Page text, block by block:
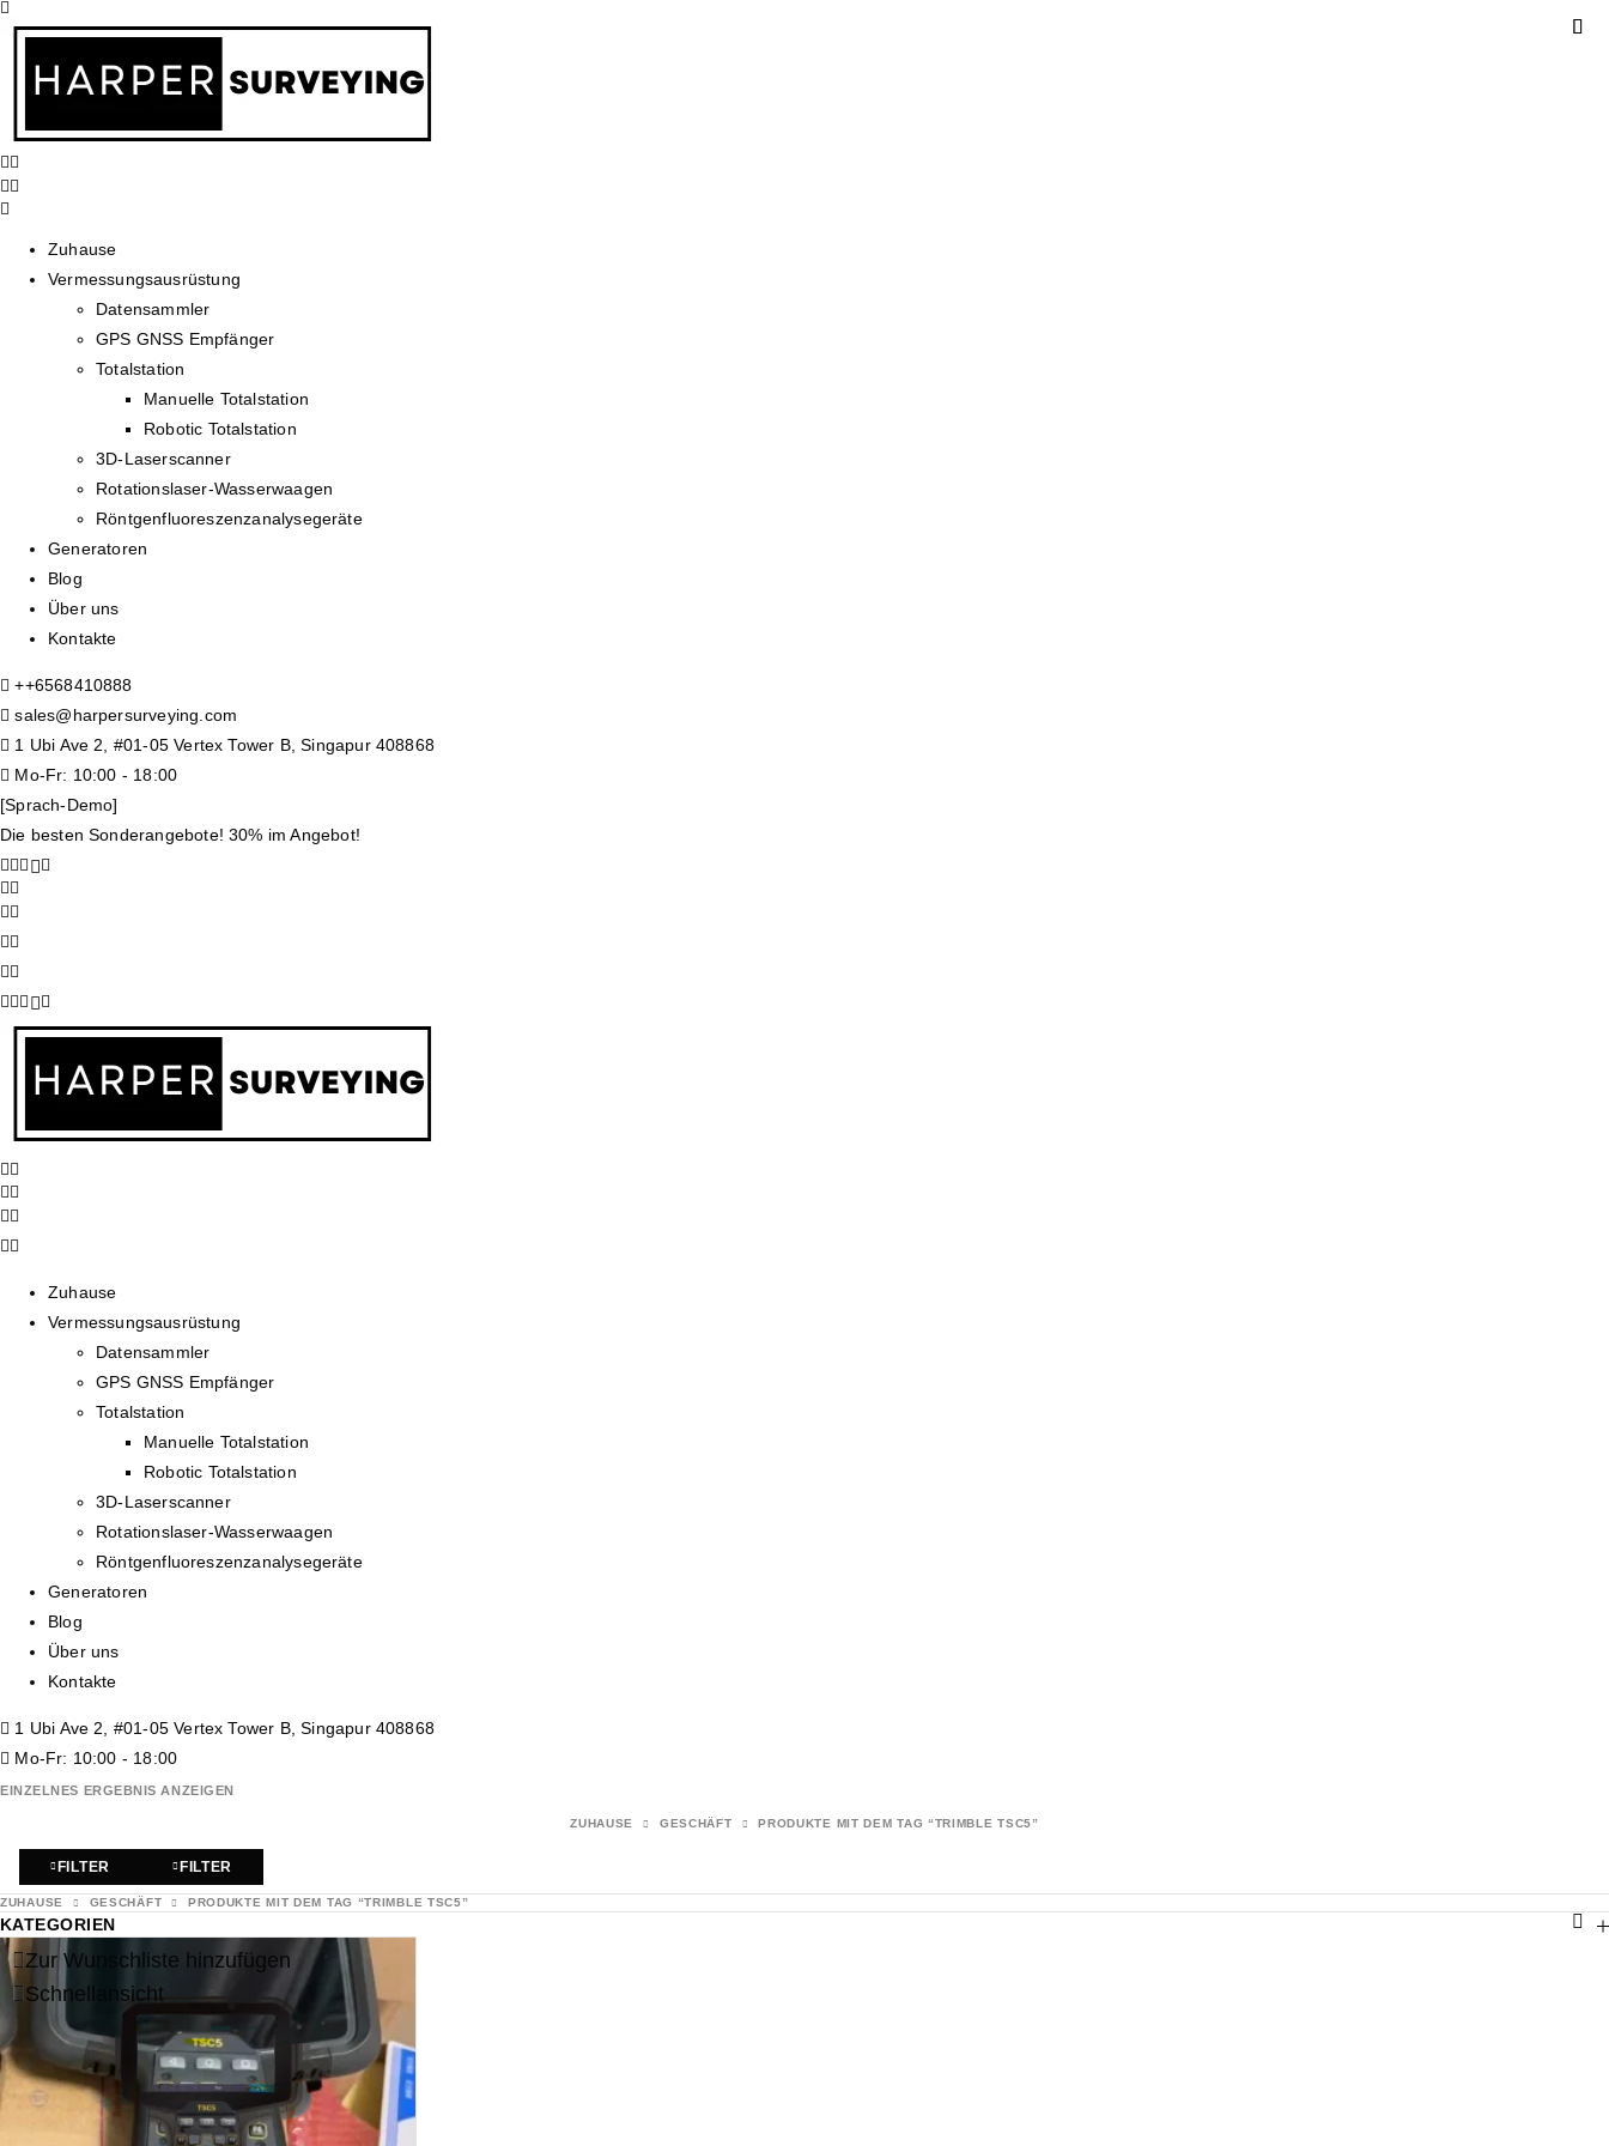
Zuhause
Vermessungsausrüstung
Datensammler
GPS GNSS Empfänger
Totalstation
Manuelle Totalstation
Robotic Totalstation
3D-Laserscanner
Rotationslaser-Wasserwaagen
Röntgenfluoreszenzanalysegeräte
Generatoren
Blog
Über uns
Kontakte
++6568410888
sales@harpersurveying.com
1 Ubi Ave 2, #01-05 Vertex Tower B, Singapur 408868
Mo-Fr: 10:00 - 18:00
[Sprach-Demo]
Die besten Sonderangebote! 30% im Angebot!
Zuhause
Vermessungsausrüstung
Datensammler
GPS GNSS Empfänger
Totalstation
Manuelle Totalstation
Robotic Totalstation
3D-Laserscanner
Rotationslaser-Wasserwaagen
Röntgenfluoreszenzanalysegeräte
Generatoren
Blog
Über uns
Kontakte
1 Ubi Ave 2, #01-05 Vertex Tower B, Singapur 408868
Mo-Fr: 10:00 - 18:00
EINZELNES ERGEBNIS ANZEIGEN
ZUHAUSE GESCHÄFT PRODUKTE MIT DEM TAG “TRIMBLE TSC5”
FILTER FILTER
ZUHAUSE GESCHÄFT PRODUKTE MIT DEM TAG “TRIMBLE TSC5”
KATEGORIEN
Zur Wunschliste hinzufügen
Schnellansicht